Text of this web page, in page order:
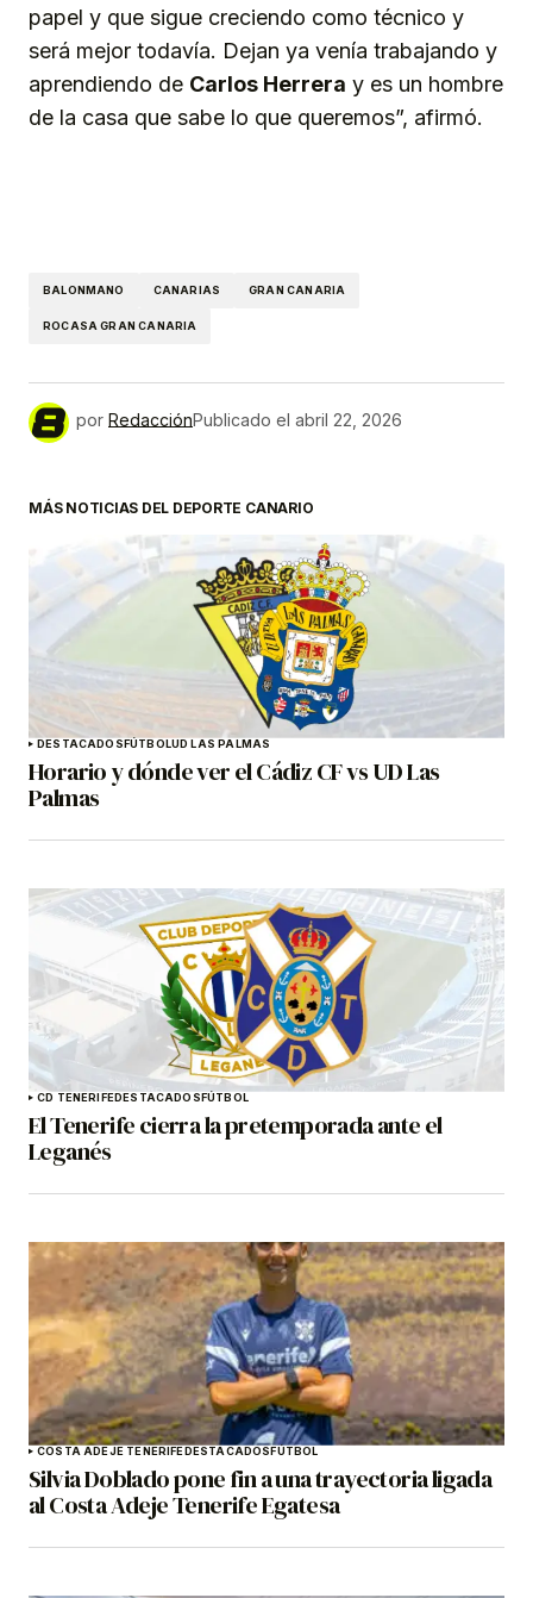
papel y que sigue creciendo como técnico y
será mejor todavía. Dejan ya venía trabajando y
aprendiendo de Carlos Herrera y es un hombre
de la casa que sabe lo que queremos”, afirmó.
BALONMANO CANARIAS GRAN CANARIA
ROCASA GRAN CANARIA
por RedacciónPublicado el abril 22, 2026
MÁS NOTICIAS DEL DEPORTE CANARIO
DESTACADOSFÚTBOLUD LAS PALMAS
Horario y dónde ver el Cádiz CF vs UD Las
Palmas
CD TENERIFEDESTACADOSFÚTBOL
El Tenerife cierra la pretemporada ante el
Leganés
COSTA ADEJE TENERIFEDESTACADOSFÚTBOL
Silvia Doblado pone fin a una trayectoria ligada
al Costa Adeje Tenerife Egatesa